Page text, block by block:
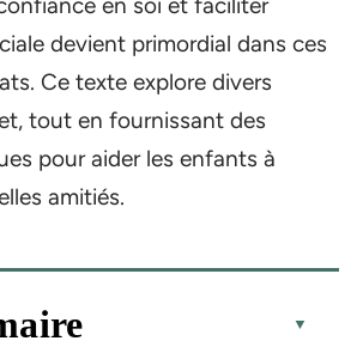
devient primordial dans ces
Ce texte explore divers
tout en fournissant des
pour aider les enfants à
amitiés.